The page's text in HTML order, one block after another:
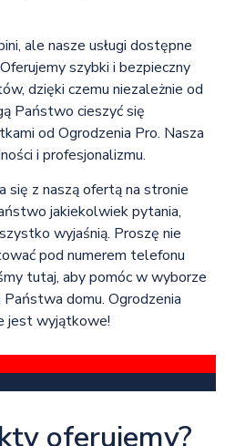
ale nasze usługi dostępne
szybki i bezpieczny
dzięki czemu niezależnie od
Państwo cieszyć się
od Ogrodzenia Pro. Nasza
i profesjonalizmu.
się z naszą ofertą na stronie
jakiekolwiek pytania,
wyjaśnią. Proszę nie
pod numerem telefonu
tutaj, aby pomóc w wyborze
domu. Ogrodzenia
jest wyjątkowe!
oferujemy?